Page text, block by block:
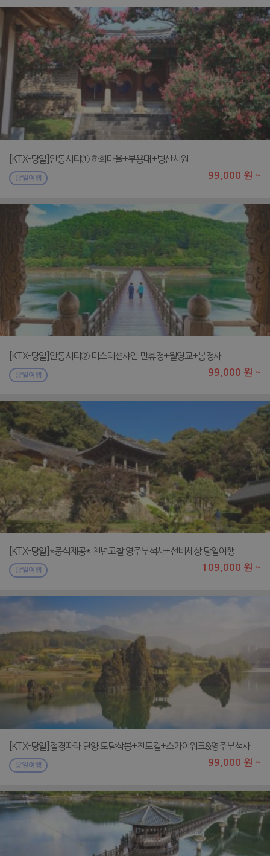
[KTX-당일]안동시티① 하회마을+부용대+병산서원
당일여행 99,000 원 ~
[KTX-당일]안동시티② 미스터션샤인 만휴정+월영교+봉정사
당일여행 99,000 원 ~
[KTX-당일]*중식제공* 천년고찰 영주부석사+선비세상 당일여행
당일여행 109,000 원 ~
[KTX-당일]절경따라 단양 도담삼봉+잔도길+스카이워크&영주부석사
당일여행 99,000 원 ~